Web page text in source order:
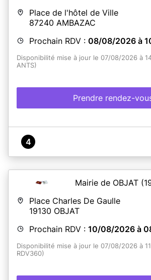
Place de l'hôtel de Ville
87240 AMBAZAC
Prochain RDV : 08/08/2026 à
Disponibilité mise à jour le 07/08/2026 à
ANTS)
Prendre rendez-
4
Mairie de OBJAT
Place Charles De Gaulle
19130 OBJAT
Prochain RDV : 10/08/2026 à
Disponibilité mise à jour le 07/08/2026 à
RDV360)